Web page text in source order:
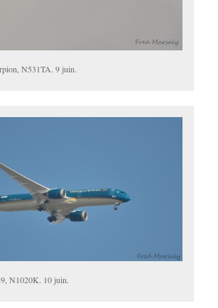
N531TA. 9 juin.
N1020K. 10 juin.